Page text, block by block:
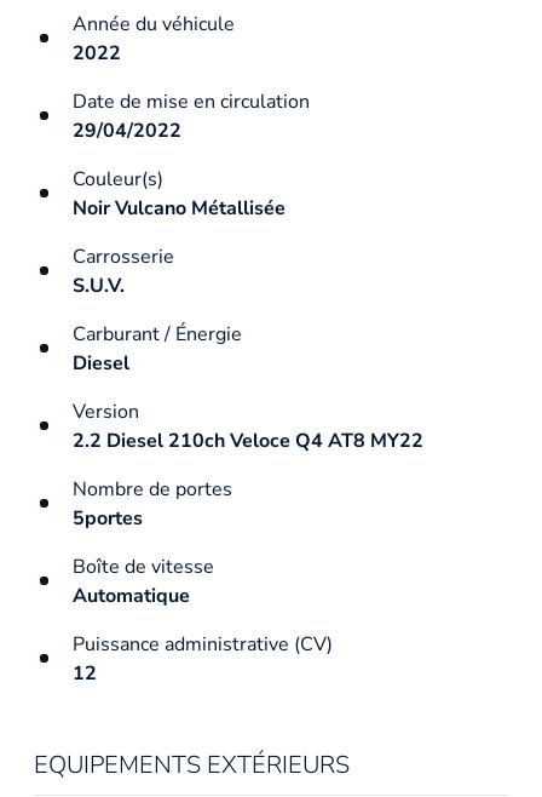
Année du véhicule
2022
Date de mise en circulation
29/04/2022
Couleur(s)
Noir Vulcano Métallisée
Carrosserie
S.U.V.
Carburant / Énergie
Diesel
Version
2.2 Diesel 210ch Veloce Q4 AT8 MY22
Nombre de portes
5portes
Boîte de vitesse
Automatique
Puissance administrative (CV)
12
EQUIPEMENTS EXTÉRIEURS